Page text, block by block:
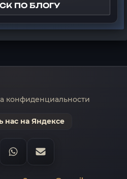
ПО БЛОГУ
конфиденциальности
нас на Яндексе